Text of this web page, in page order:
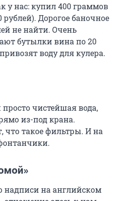
у нас: купил 400 граммов
рублей). Дорогое баночное
не найти. Очень
бутылки вина по 20
воду для кулера.
чистейшая вода,
из-под крана.
что такое фильтры. И на
надписи на английском